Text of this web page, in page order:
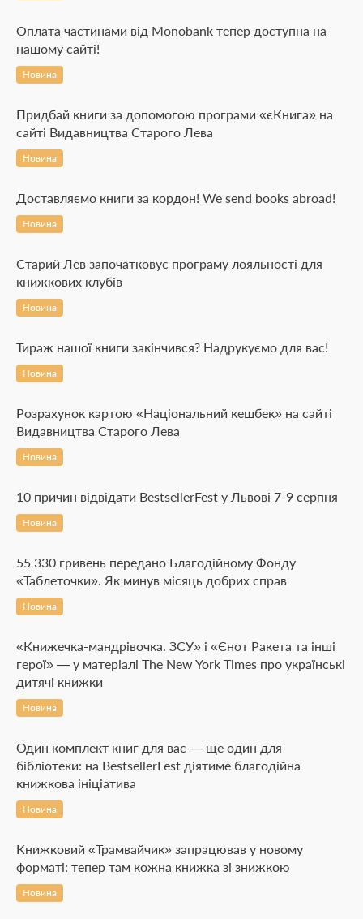
Оплата частинами від Monobank тепер доступна на
нашому сайті!
Новина
Придбай книги за допомогою програми «єКнига» на
сайті Видавництва Старого Лева
Новина
Доставляємо книги за кордон! We send books abroad!
Новина
Старий Лев започатковує програму лояльності для
книжкових клубів
Новина
Тираж нашої книги закінчився? Надрукуємо для вас!
Новина
Розрахунок картою «Національний кешбек» на сайті
Видавництва Старого Лева
Новина
10 причин відвідати BestsellerFest у Львові 7-9 серпня
Новина
55 330 гривень передано Благодійному Фонду
«Таблеточки». Як минув місяць добрих справ
Новина
«Книжечка-мандрівочка. ЗСУ» і «Єнот Ракета та інші
герої» — у матеріалі The New York Times про українські
дитячі книжки
Новина
Один комплект книг для вас — ще один для
бібліотеки: на BestsellerFest діятиме благодійна
книжкова ініціатива
Новина
Книжковий «Трамвайчик» запрацював у новому
форматі: тепер там кожна книжка зі знижкою
Новина